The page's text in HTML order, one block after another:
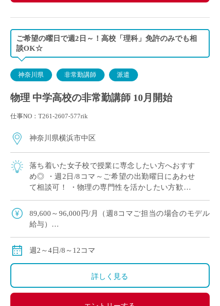
ご希望の曜日で週2日～！高校「理科」免許のみでも相
談OK☆
神奈川県 非常勤講師 派遣
物理 中学高校の非常勤講師 10月開始
仕事NO：T261-2607-577rik
神奈川県横浜市中区
落ち着いた女子校で授業に専念したい方へおすす
め◎ ・週2日/8コマ～ご希望の出勤曜日にあわせ
て相談可！ ・物理の専門性を活かしたい方歓迎♪
89,600～96,000円/月（週8コマご担当の場合のモデル
給与）
ル給与）
週2～4日/8～12コマ
詳しく見る